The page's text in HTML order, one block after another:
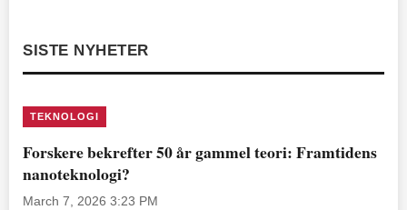
SISTE NYHETER
TEKNOLOGI
Forskere bekrefter 50 år gammel teori: Framtidens
nanoteknologi?
March 7, 2026 3:23 PM